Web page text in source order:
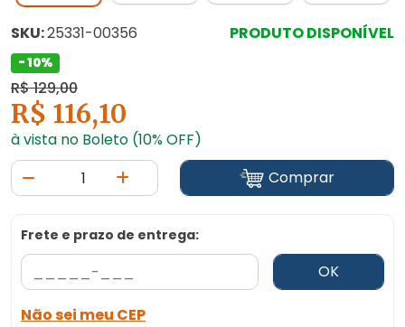
SKU:25331-00356 PRODUTO DISPONÍVEL
- 10%
R$ 129,00
R$ 116,10
à vista no Boleto (10% OFF)
Comprar
Frete e prazo de entrega:
OK
Não sei meu CEP